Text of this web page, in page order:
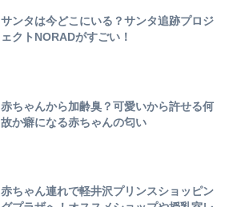
サンタは今どこにいる？サンタ追跡プロジ
ェクトNORADがすごい！
赤ちゃんから加齢臭？可愛いから許せる何
故か癖になる赤ちゃんの匂い
赤ちゃん連れで軽井沢プリンスショッピン